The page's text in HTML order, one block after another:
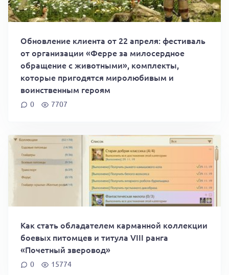
Обновление клиента от 22 апреля: фестиваль
от организации «Ферре за милосердное
обращение с животными», комплекты,
которые пригодятся миролюбивым и
воинственным героям
0 7707
Как стать обладателем карманной коллекции
боевых питомцев и титула VIII ранга
«Почетный зверовод»
0 15774